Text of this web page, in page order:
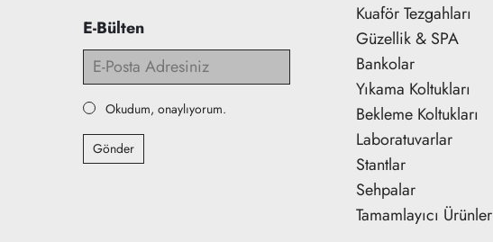
E-Bülten
Okudum, onaylıyorum.
Gönder
Kuaför Tezgahları
Güzellik & SPA
Bankolar
Yıkama Koltukları
Bekleme Koltukları
Laboratuvarlar
Stantlar
Sehpalar
Tamamlayıcı Ürünler